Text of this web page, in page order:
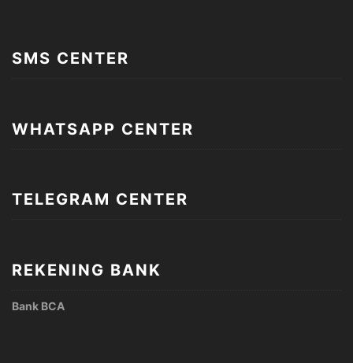
SMS CENTER
WHATSAPP CENTER
TELEGRAM CENTER
REKENING BANK
Bank BCA